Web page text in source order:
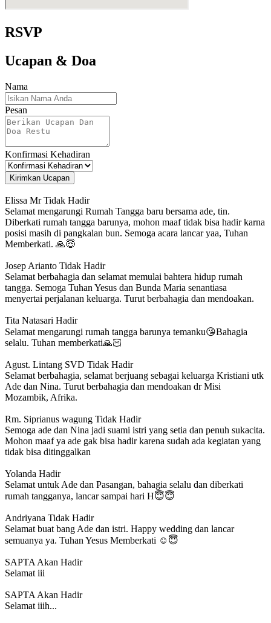
RSVP
Ucapan & Doa
Nama
Pesan
Konfirmasi Kehadiran
Kirimkan Ucapan
Elissa MrTidak Hadir
Selamat mengarungi Rumah Tangga baru bersama ade, tin.
Diberkati rumah tangga barunya, mohon maaf tidak bisa hadir karna
posisi masih di pangkalan bun. Semoga acara lancar yaa, Tuhan
Memberkati. 🙏😇
Josep Arianto Tidak Hadir
Selamat berbahagia dan selamat memulai bahtera hidup rumah
tangga. Semoga Tuhan Yesus dan Bunda Maria senantiasa
menyertai perjalanan keluarga. Turut berbahagia dan mendoakan.
Tita Natasari Hadir
Selamat mengarungi rumah tangga barunya temanku😘Bahagia
selalu. Tuhan memberkati🙏🏻
Agust. Lintang SVD Tidak Hadir
Selamat berbahagia, selamat berjuang sebagai keluarga Kristiani utk
Ade dan Nina. Turut berbahagia dan mendoakan dr Misi
Mozambik, Afrika.
Rm. Siprianus wagung Tidak Hadir
Semoga ade dan Nina jadi suami istri yang setia dan penuh sukacita.
Mohon maaf ya ade gak bisa hadir karena sudah ada kegiatan yang
tidak bisa ditinggalkan
Yolanda Hadir
Selamat untuk Ade dan Pasangan, bahagia selalu dan diberkati
rumah tangganya, lancar sampai hari H😇😇
Andriyana Tidak Hadir
Selamat buat bang Ade dan istri. Happy wedding dan lancar
semuanya ya. Tuhan Yesus Memberkati ☺😇
SAPTA Akan Hadir
Selamat iii
SAPTA Akan Hadir
Selamat iiih...